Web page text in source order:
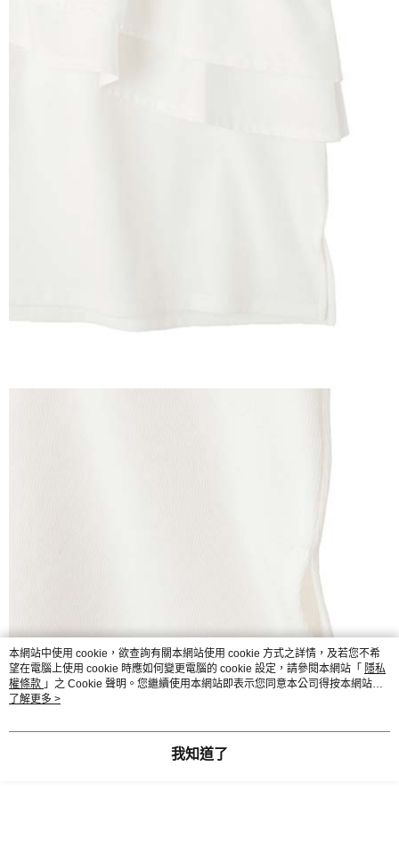
本網站中使用 cookie，欲查詢有關本網站使用 cookie 方式之詳情，及若您不希
望在電腦上使用 cookie 時應如何變更電腦的 cookie 設定，請參閱本網站「 隱私
權條款 」之 Cookie 聲明。您繼續使用本網站即表示您同意本公司得按本網站使
用條款之 Cookie 聲明使用 cookie。
了解更多 >
我知道了